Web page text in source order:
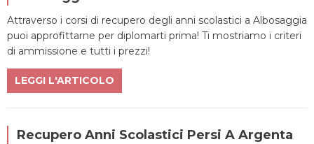
Attraverso i corsi di recupero degli anni scolastici a Albosaggia
puoi approfittarne per diplomarti prima! Ti mostriamo i criteri
di ammissione e tutti i prezzi!
LEGGI L'ARTICOLO
Recupero Anni Scolastici Persi A Argenta